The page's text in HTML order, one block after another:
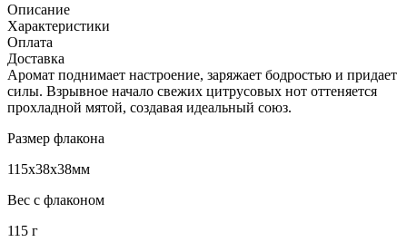
Описание
Характеристики
Оплата
Доставка
Аромат поднимает настроение, заряжает бодростью и придает
силы. Взрывное начало свежих цитрусовых нот оттеняется
прохладной мятой, создавая идеальный союз.
Размер флакона
115x38x38мм
Вес с флаконом
115 г